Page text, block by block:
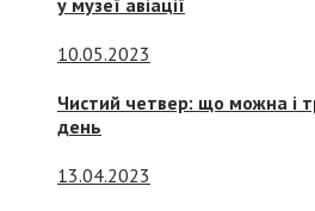
10.05.2023
Чистий четвер: що можна і
день
13.04.2023